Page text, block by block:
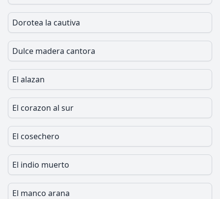
Dorotea la cautiva
Dulce madera cantora
El alazan
El corazon al sur
El cosechero
El indio muerto
El manco arana